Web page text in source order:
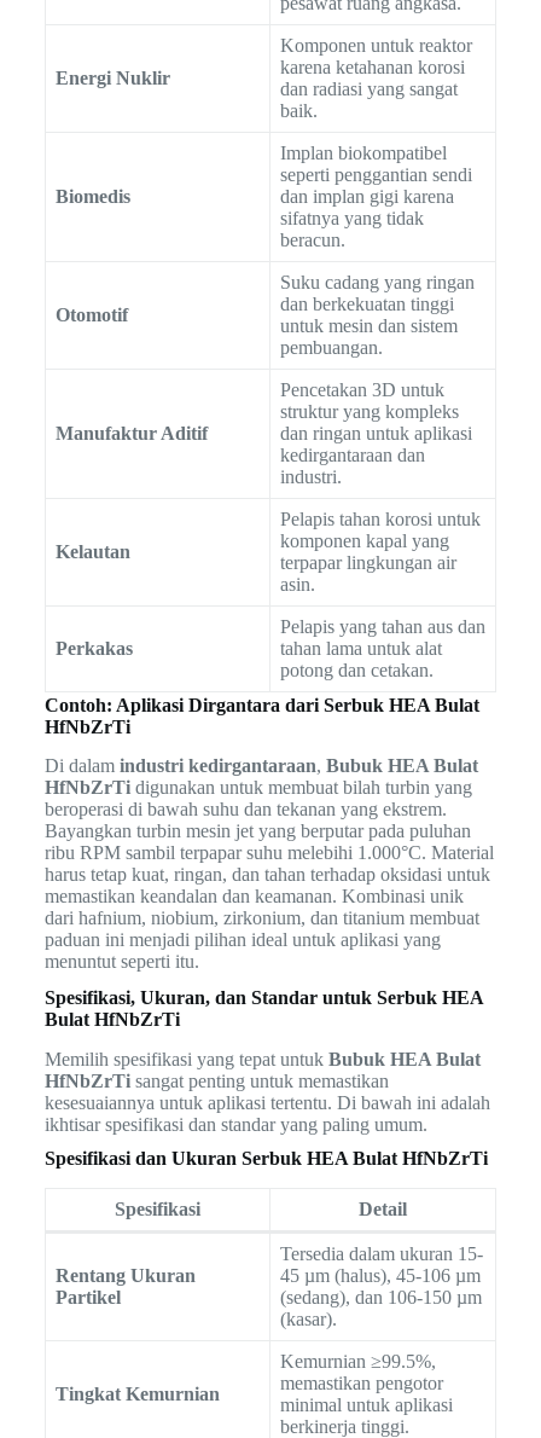
Energi Nuklir
Komponen untuk reaktor
karena ketahanan korosi
dan radiasi yang sangat
baik.
Biomedis
Implan biokompatibel
seperti penggantian sendi
dan implan gigi karena
sifatnya yang tidak
beracun.
Otomotif
Suku cadang yang ringan
dan berkekuatan tinggi
untuk mesin dan sistem
pembuangan.
Manufaktur Aditif
Pencetakan 3D untuk
struktur yang kompleks
dan ringan untuk aplikasi
kedirgantaraan dan
industri.
Kelautan
Pelapis tahan korosi untuk
komponen kapal yang
terpapar lingkungan air
asin.
Perkakas
Pelapis yang tahan aus dan
tahan lama untuk alat
potong dan cetakan.
Contoh: Aplikasi Dirgantara dari Serbuk HEA Bulat
HfNbZrTi
Di dalam industri kedirgantaraan, Bubuk HEA Bulat
HfNbZrTidigunakan untuk membuat bilah turbin yang
beroperasi di bawah suhu dan tekanan yang ekstrem.
Bayangkan turbin mesin jet yang berputar pada puluhan
ribu RPM sambil terpapar suhu melebihi 1.000°C. Material
harus tetap kuat, ringan, dan tahan terhadap oksidasi untuk
memastikan keandalan dan keamanan. Kombinasi unik
dari hafnium, niobium, zirkonium, dan titanium membuat
paduan ini menjadi pilihan ideal untuk aplikasi yang
menuntut seperti itu.
Spesifikasi, Ukuran, dan Standar untuk Serbuk HEA
Bulat HfNbZrTi
Memilih spesifikasi yang tepat untuk Bubuk HEA Bulat
HfNbZrTisangat penting untuk memastikan
kesesuaiannya untuk aplikasi tertentu. Di bawah ini adalah
ikhtisar spesifikasi dan standar yang paling umum.
Spesifikasi dan Ukuran Serbuk HEA Bulat HfNbZrTi
Spesifikasi Detail
Rentang Ukuran
Partikel
Tersedia dalam ukuran 15-
45 µm (halus), 45-106 µm
(sedang), dan 106-150 µm
(kasar).
Tingkat Kemurnian
Kemurnian ≥99.5%,
memastikan pengotor
minimal untuk aplikasi
berkinerja tinggi.